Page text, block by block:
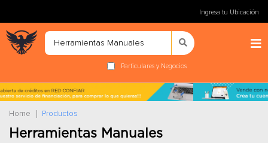
Ingresa tu Ubicación
Particulares y Negocios
Home Productos
Herramientas Manuales